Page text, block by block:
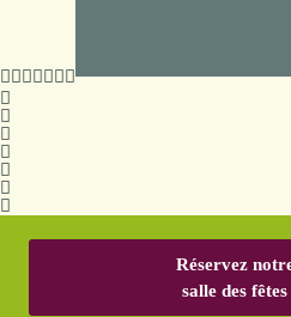
Réservez
salle des fêtes